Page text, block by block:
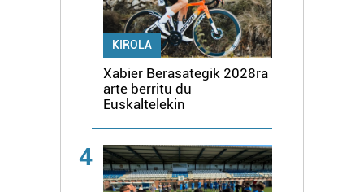
KIROLA
Xabier Berasategik 2028ra
arte berritu du
Euskaltelekin
4